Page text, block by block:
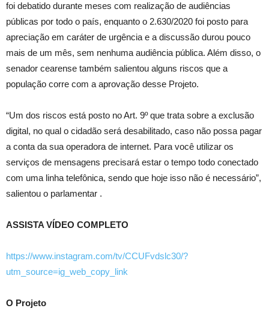
foi debatido durante meses com realização de audiências
públicas por todo o país, enquanto o 2.630/2020 foi posto para
apreciação em caráter de urgência e a discussão durou pouco
mais de um mês, sem nenhuma audiência pública. Além disso, o
senador cearense também salientou alguns riscos que a
população corre com a aprovação desse Projeto.
“Um dos riscos está posto no Art. 9º que trata sobre a exclusão
digital, no qual o cidadão será desabilitado, caso não possa pagar
a conta da sua operadora de internet. Para você utilizar os
serviços de mensagens precisará estar o tempo todo conectado
com uma linha telefônica, sendo que hoje isso não é necessário”,
salientou o parlamentar .
ASSISTA VÍDEO COMPLETO
https://www.instagram.com/tv/CCUFvdslc30/?
utm_source=ig_web_copy_link
O Projeto